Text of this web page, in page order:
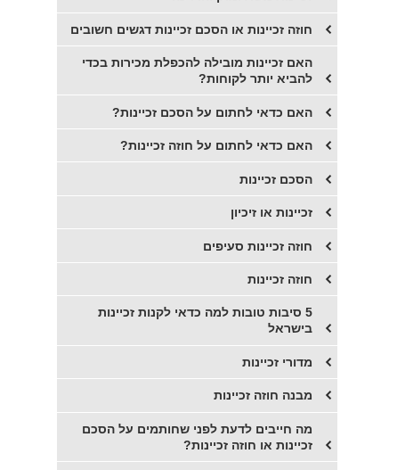
חוזה זכיינות או הסכם זכיינות דגשים חשובים
​האם זכיינות מובילה להכפלת מכירות בכדי
להביא יותר לקוחות?
האם כדאי לחתום על הסכם זכיינות?
האם כדאי לחתום על חוזה זכיינות?
​הסכם זכיינות
​זכיינות או זיכיון
חוזה זכיינות סעיפים
חוזה זכיינות
5 סיבות טובות למה כדאי לקנות זכיינות
בישראל
מדורי זכיינות
מבנה חוזה זכיינות
מה חייבים לדעת לפני שחותמים על הסכם
זכיינות או חוזה זכיינות?